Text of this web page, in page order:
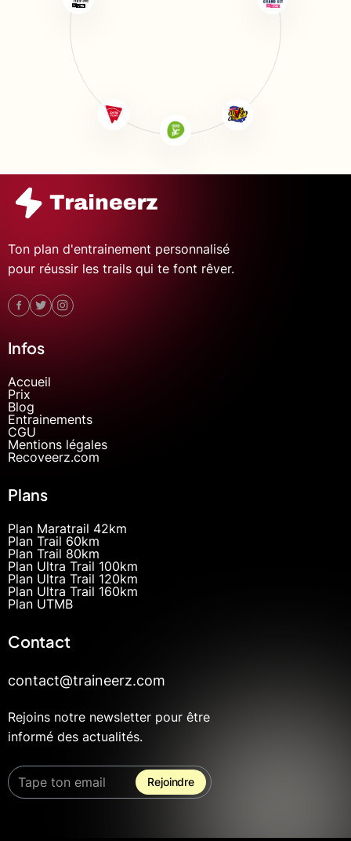
Ton plan d'entrainement personnalisé
pour réussir les trails qui te font rêver.
Infos
Accueil
Prix
Blog
Entrainements
CGU
Mentions légales
Recoveerz.com
Plans
Plan Maratrail 42km
Plan Trail 60km
Plan Trail 80km
Plan Ultra Trail 100km
Plan Ultra Trail 120km
Plan Ultra Trail 160km
Plan UTMB
Contact
contact@traineerz.com
Rejoins notre newsletter pour être
informé des actualités.